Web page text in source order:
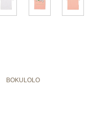
BOKULOLO